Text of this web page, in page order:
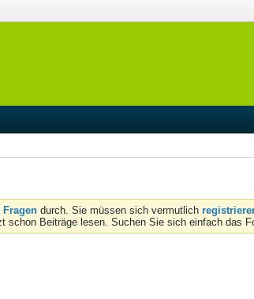
Fragen durch. Sie müssen sich vermutlich
Beiträge lesen. Suchen Sie sich einfach das